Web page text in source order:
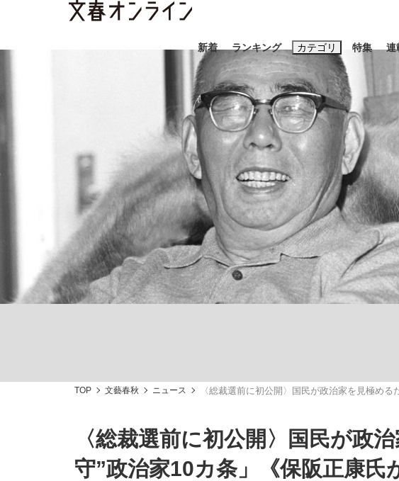
新着 ランキング カテゴリ
スクープ ニュース
「90%は失敗する。でも…」本田圭佑が初めて明かした日本代
「敗因分析は一切聞かれなかった」侍ジャパン選手が証言し
特集
終戦から81年
キングの誕生を、目撃せよ。
連
おすすめのキーワードタグ
#藤田晋 #三山凌輝 #高市早
#玉木雄一郎
#亀和田武
TOP 文藝春秋 ニュース 〈総裁選前に初公開〉国民が政治家を見極める
〈総裁選前に初公開〉国民が政
守”政治家10カ条」《保阪正康氏